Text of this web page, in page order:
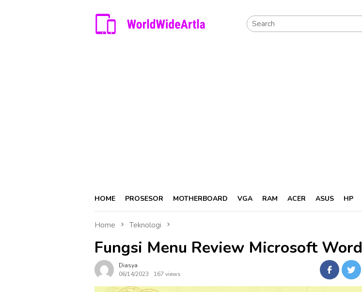
HOME PROSESOR MOTHERBOARD VGA RAM ACER ASUS HP
Home Teknologi
Fungsi Menu Review Microsoft Word
Diasya
06/14/2023
167 views